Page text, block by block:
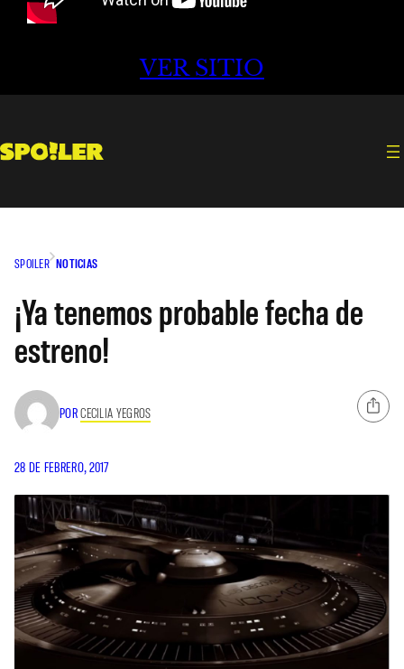
VER SITIO
SPOILER NOTICIAS
¡Ya tenemos probable fecha de
estreno!
PORCECILIA YEGROS
28 DE FEBRERO, 2017